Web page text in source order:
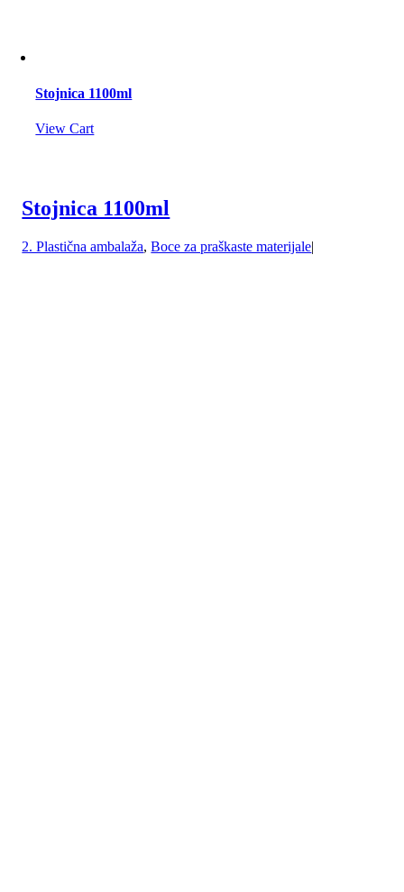
Stojnica 1100ml
View Cart
Stojnica 1100ml
2. Plastična ambalaža,Boce za praškaste materijale|